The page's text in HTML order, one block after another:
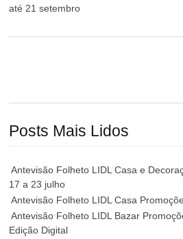
até 21 setembro
Posts Mais Lidos
Antevisão Folheto LIDL Casa e
17 a 23 julho
Antevisão Folheto LIDL Casa
Antevisão Folheto LIDL Bazar
Edição Digital